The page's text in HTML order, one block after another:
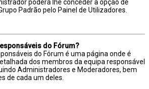
poderá lhe conceder a opção de
Padrão pelo Painel de Utilizadores.
do Fórum?
do Fórum é uma página onde é
dos membros da equipa responsável
Administradores e Moderadores, bem
de cada um deles.